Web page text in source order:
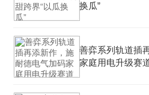
换瓜”
善弈系列轨道插
家庭用电升级赛